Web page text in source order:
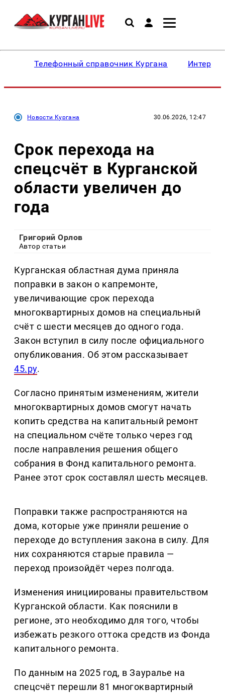
Телефонный справочник Кургана
Новости Кургана 30.06.2026, 12:47
Срок перехода на
спецсчёт в Курганской
области увеличен до
года
Григорий Орлов
Автор статьи
Курганская областная дума приняла
поправки в закон о капремонте,
увеличивающие срок перехода
многоквартирных домов на специальный
счёт с шести месяцев до одного года.
Закон вступил в силу после официального
опубликования. Об этом рассказывает
45.ру.
Согласно принятым изменениям, жители
многоквартирных домов смогут начать
копить средства на капитальный ремонт
на специальном счёте только через год
после направления решения общего
собрания в Фонд капитального ремонта.
Ранее этот срок составлял шесть месяцев.
Поправки также распространяются на
дома, которые уже приняли решение о
переходе до вступления закона в силу. Для
них сохраняются старые правила —
переход произойдёт через полгода.
Изменения инициированы правительством
Курганской области. Как пояснили в
регионе, это необходимо для того, чтобы
избежать резкого оттока средств из Фонда
капитального ремонта.
По данным на 2025 год, в Зауралье на
спецсчёт перешли 81 многоквартирный